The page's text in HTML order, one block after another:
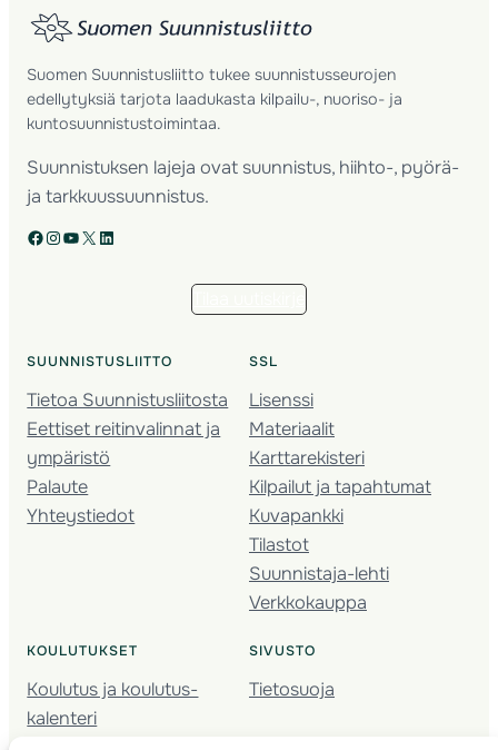
Suomen Suunnistusliitto tukee suunnistusseurojen
edellytyksiä tarjota laadukasta kilpailu-, nuoriso- ja
kuntosuunnistustoimintaa.
Suunnistuksen lajeja ovat suunnistus, hiihto-, pyörä-
ja tarkkuussuunnistus.
Facebook Instagram YouTube X LinkedIn
SUUNNISTUSLIITTO
Tietoa Suunnistusliitosta
Eettiset reitinvalinnat ja
ympäristö
Palaute
Yhteystiedot
SSL
Lisenssi
Materiaalit
Karttarekisteri
Kilpailut ja tapahtumat
Kuvapankki
Tilastot
Suunnistaja-lehti
Verkkokauppa
KOULUTUKSET
Koulutus ja koulutus­
kalenteri
SIVUSTO
Tietosuoja